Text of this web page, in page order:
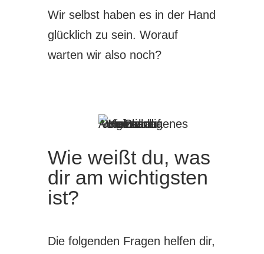
Wir selbst haben es in der Hand
glücklich zu sein. Worauf
warten wir also noch?
Wie weißt du, was
dir am wichtigsten
ist?
Die folgenden Fragen helfen dir,